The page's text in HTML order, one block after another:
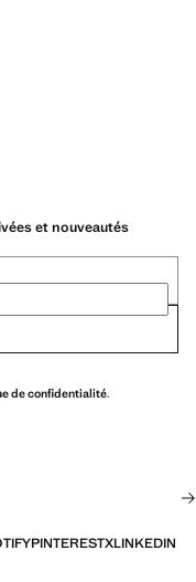
et nouveautés
de confidentialité.
PINTERESTXLINKEDIN